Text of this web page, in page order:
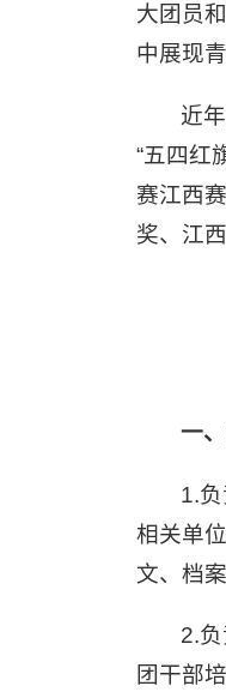
大团员
中展现
近
“五四红
赛江西
奖、江
一
1.
相关单
文、档
2.
团干部